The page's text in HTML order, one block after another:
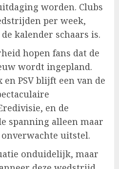
worden. Clubs
per week,
kalender schaars is.
hopen fans dat de
wordt ingepland.
PSV blijft een van de
en de
spanning alleen maar
uitstel.
onduidelijk, maar